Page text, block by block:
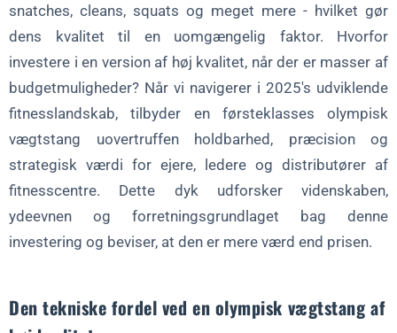
1. Tilpas til træningskravene
2. Implementer robust vedligeholdelse
3. Udnyttelse af konkurrencefordele
FAQ om olympiske vægtstænger af høj kvalitet
Hvad gør en olympisk vægtstang af høj kvalitet?
Hvad er et rimeligt investeringsinterval?
Kan en stang bruges til olympisk og styrkeløft?
Hvordan påvirker vedligeholdelse levetiden?
Konklusion
snatches, cleans, squats og meget mere - hvilket gør
dens kvalitet til en uomgængelig faktor. Hvorfor
investere i en version af høj kvalitet, når der er masser af
budgetmuligheder? Når vi navigerer i 2025's udviklende
fitnesslandskab, tilbyder en førsteklasses olympisk
vægtstang uovertruffen holdbarhed, præcision og
strategisk værdi for ejere, ledere og distributører af
fitnesscentre. Dette dyk udforsker videnskaben,
ydeevnen og forretningsgrundlaget bag denne
investering og beviser, at den er mere værd end prisen.
Den tekniske fordel ved en olympisk vægtstang af